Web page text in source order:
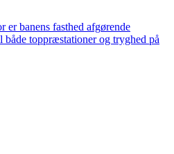
er banens fasthed afgørende
toppræstationer og tryghed på